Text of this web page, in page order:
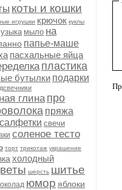
коты и кошки
игрушки крючок куклы
мыло на
папье-маше
пасхальные яйца
пластика
бутылки подарки
глина про
пряжа
салфетки свечи
соленое тесто
торт трикотаж украшение
холодный
шерсть шитье
юмор яблоки